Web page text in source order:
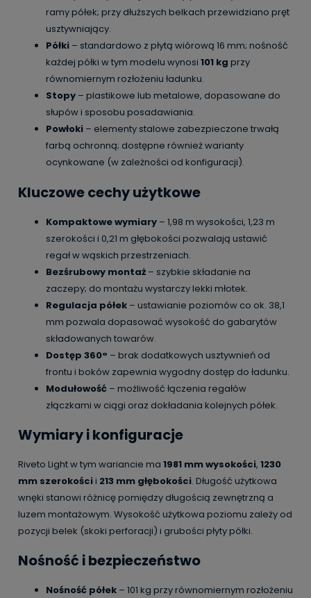
ramy półek; przy dłuższych belkach przewidziano pręt
usztywniający.
Półki – standardowo z płytą wiórową 16 mm; nośność
każdej półki w tym modelu wynosi 101 kg przy
równomiernym rozłożeniu ładunku.
Stopy – plastikowe lub metalowe, dopasowane do
słupów i sposobu posadawiania.
Powłoki – elementy stalowe zabezpieczone trwałą
farbą ochronną; dostępne również warianty
ocynkowane (w zależności od konfiguracji).
Kluczowe cechy użytkowe
Kompaktowe wymiary – 1,98 m wysokości, 1,23 m
szerokości i 0,21 m głębokości pozwalają ustawić
regał w wąskich przestrzeniach.
Bezśrubowy montaż – szybkie składanie na
zaczepy; do montażu wystarczy lekki młotek.
Regulacja półek – ustawianie poziomów co ok. 38,1
mm pozwala dopasować wysokość do gabarytów
składowanych towarów.
Dostęp 360° – brak dodatkowych usztywnień od
frontu i boków zapewnia wygodny dostęp do ładunku.
Modułowość – możliwość łączenia regałów
złączkami w ciągi oraz dokładania kolejnych półek.
Wymiary i konfiguracje
Riveto Light w tym wariancie ma 1981 mm wysokości, 1230
mm szerokościi 213 mm głębokości. Długość użytkowa
wnęki stanowi różnicę pomiędzy długością zewnętrzną a
luzem montażowym. Wysokość użytkowa poziomu zależy od
pozycji belek (skoki perforacji) i grubości płyty półki.
Nośność i bezpieczeństwo
Nośność półek – 101 kg przy równomiernym rozłożeniu